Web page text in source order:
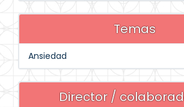
Temas
Ansiedad
Director /